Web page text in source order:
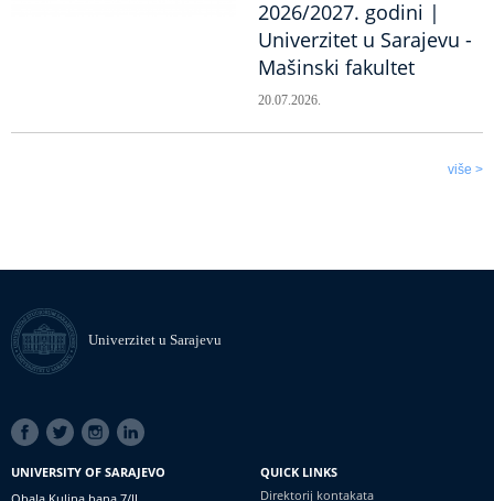
2026/2027. godini |
Univerzitet u Sarajevu -
Mašinski fakultet
20.07.2026.
više >
Univerzitet u Sarajevu
SOCIAL
LINKS
UNIVERSITY OF SARAJEVO
QUICK LINKS
Direktorij kontakata